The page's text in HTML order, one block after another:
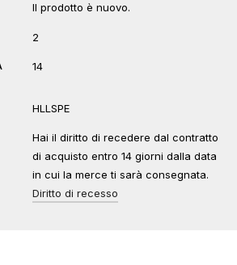
Il prodotto è nuovo.
2
14
HLLSPE
Hai il diritto di recedere dal contratto
di acquisto entro 14 giorni dalla data
in cui la merce ti sarà consegnata.
Diritto di recesso